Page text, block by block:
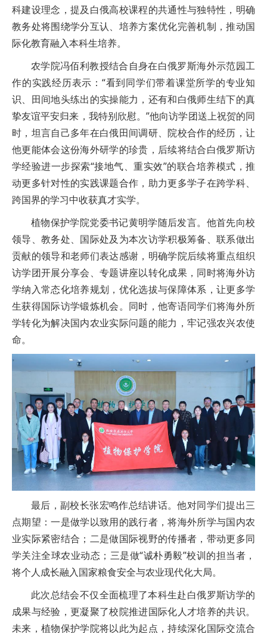
科建设理念，提及白俄高校课程的共通性与独特性，明确
教务处将围绕学分互认、培养方案优化完善机制，推动国
际化教育融入本科生培养。
农学院冯佰利教授结合自身在白俄罗斯海外示范园工
作的实践经历表示：“看到同学们带着课堂所学的专业知
识、田间地头练出的实操能力，还有和白俄师生结下的真
挚友谊平安归来，我特别欣慰。”他向访学团送上祝贺的同
时，坦言自己多年在白俄田间调研、院校合作的经历，让
他更能体会这份海外研学的珍贵，后续将结合白俄罗斯访
学经验进一步探索“接地气、重实效”的联合培养模式，推
动更多针对性的实践课题合作，助力更多学子在跨学科、
跨国界的学习中收获真才实学。
植物保护学院党委书记黄明学随后发言。他首先向校
领导、教务处、国际处及为本次访学积极筹备、联系做出
贡献的领导和老师们表达感谢，明确学院后续将重点组织
访学团开展分享会、专题讲座以转化成果，同时将海外访
学纳入常态化培养规划，优化选拔与保障体系，让更多学
生获得国际访学锻炼机会。同时，他寄语同学们将海外所
学转化为解决国内农业实际问题的能力，牢记强农兴农使
命。
最后，副校长张宏鸣作总结讲话。他对同学们提出三
点期望：一是做学以致用的践行者，将海外所学与国内农
业实际紧密结合；二是做国际视野的传播者，带动更多同
学关注全球农业动态；三是做“诚朴勇毅”校训的担当者，
将个人成长融入国家粮食安全与农业现代化大局。
此次总结会不仅全面梳理了本科生赴白俄罗斯访学的
成果与经验，更凝聚了校院推进国际化人才培养的共识。
未来，植物保护学院将以此为起点，持续深化国际交流合